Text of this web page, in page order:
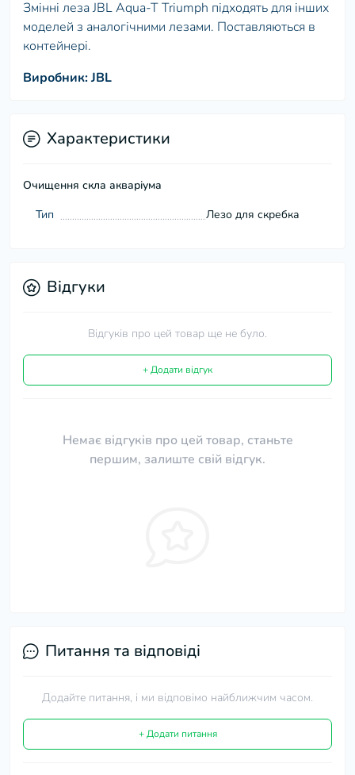
Змінні леза JBL Aqua-T Triumph підходять для інших
моделей з аналогічними лезами. Поставляються в
контейнері.
Виробник: JBL
Характеристики
Очищення скла акваріума
Тип
Лезо для скребка
Відгуки
Відгуків про цей товар ще не було.
+ Додати відгук
Немає відгуків про цей товар, станьте
першим, залиште свій відгук.
Питання та відповіді
Додайте питання, і ми відповімо найближчим часом.
+ Додати питання